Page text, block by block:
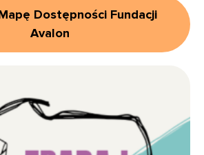
Dostępności Fundacji
Avalon